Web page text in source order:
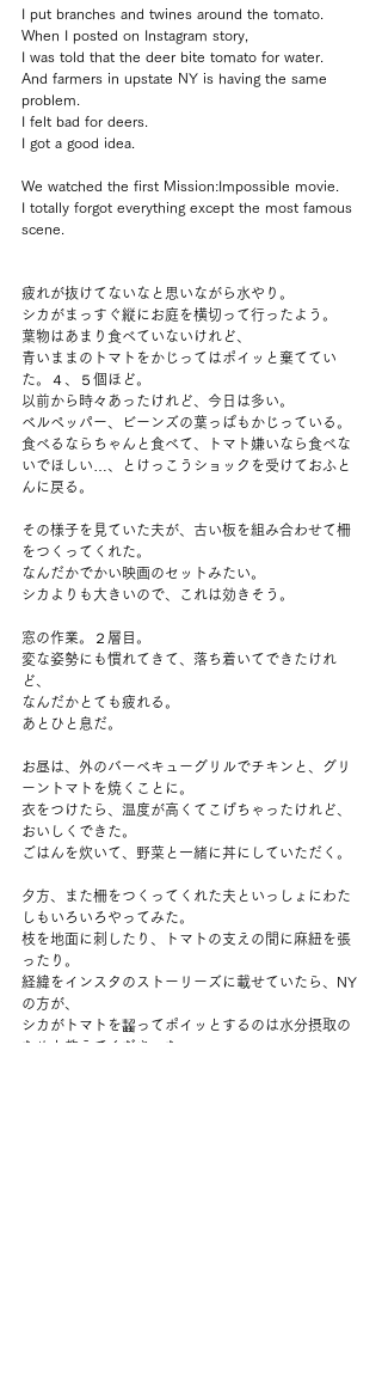
I put branches and twines around the tomato.
When I posted on Instagram story,
I was told that the deer bite tomato for water.
And farmers in upstate NY is having the same
problem.
I felt bad for deers.
I got a good idea.
We watched the first Mission:Impossible movie.
I totally forgot everything except the most famous
scene.
疲れが抜けてないなと思いながら水やり。
シカがまっすぐ縦にお庭を横切って行ったよう。
葉物はあまり食べていないけれど、
青いままのトマトをかじってはポイッと棄ててい
た。４、５個ほど。
以前から時々あったけれど、今日は多い。
ベルペッパー、ビーンズの葉っぱもかじっている。
食べるならちゃんと食べて、トマト嫌いなら食べな
いでほしい…、とけっこうショックを受けておふと
んに戻る。
その様子を見ていた夫が、古い板を組み合わせて柵
をつくってくれた。
なんだかでかい映画のセットみたい。
シカよりも大きいので、これは効きそう。
窓の作業。２層目。
変な姿勢にも慣れてきて、落ち着いてできたけれ
ど、
なんだかとても疲れる。
あとひと息だ。
お昼は、外のバーベキューグリルでチキンと、グリ
ーントマトを焼くことに。
衣をつけたら、温度が高くてこげちゃったけれど、
おいしくできた。
ごはんを炊いて、野菜と一緒に丼にしていただく。
夕方、また柵をつくってくれた夫といっしょにわた
しもいろいろやってみた。
枝を地面に刺したり、トマトの支えの間に麻紐を張
ったり。
経緯をインスタのストーリーズに載せていたら、NY
の方が、
シカがトマトを齧ってポイッとするのは水分摂取の
ためと教えてくださった。